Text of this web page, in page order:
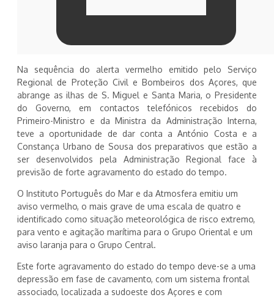
Na sequência do alerta vermelho emitido pelo Serviço
Regional de Proteção Civil e Bombeiros dos Açores, que
abrange as ilhas de S. Miguel e Santa Maria, o Presidente
do Governo, em contactos telefónicos recebidos do
Primeiro-Ministro e da Ministra da Administração Interna,
teve a oportunidade de dar conta a António Costa e a
Constança Urbano de Sousa dos preparativos que estão a
ser desenvolvidos pela Administração Regional face à
previsão de forte agravamento do estado do tempo.
O Instituto Português do Mar e da Atmosfera emitiu um
aviso vermelho, o mais grave de uma escala de quatro e
identificado como situação meteorológica de risco extremo,
para vento e agitação marítima para o Grupo Oriental e um
aviso laranja para o Grupo Central.
Este forte agravamento do estado do tempo deve-se a uma
depressão em fase de cavamento, com um sistema frontal
associado, localizada a sudoeste dos Açores e com